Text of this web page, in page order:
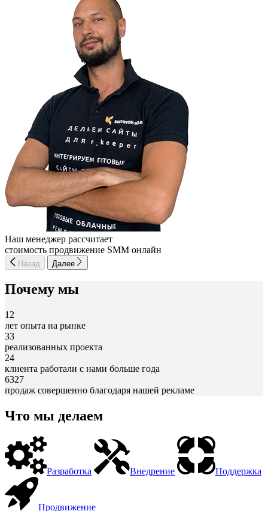
Наш менеджер рассчитает
стоимость продвижение SMM онлайн
Назад Далее
Почему мы
12
лет опыта на рынке
33
реализованных проекта
24
клиента работали с нами больше года
6327
продаж совершенно благодаря нашей рекламе
Что мы делаем
Разработка Внедрение Поддержка
Продвижение